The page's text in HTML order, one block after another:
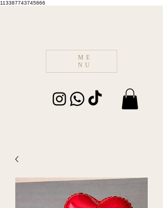
113387743745866
ME
NU